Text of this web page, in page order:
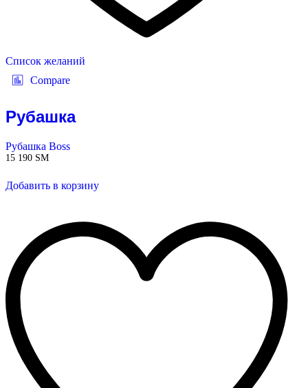
Список желаний
Compare
Рубашка
Рубашка Boss
15 190 ЅМ
Добавить в корзину